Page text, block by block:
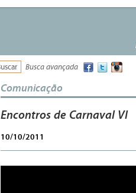
Busca avançada
Comunicação
Encontros de Carnaval VI
10/10/2011